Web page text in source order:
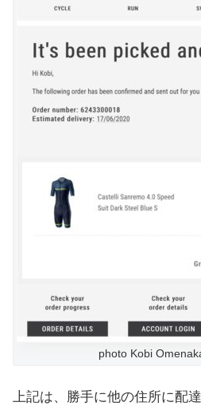
photo Kobi
上記は、勝手に他の住所に配